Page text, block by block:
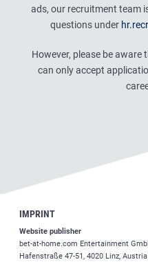
ads, our recruitment team
questions under
However, please be
can only accept
IMPRINT
Website publisher
bet-at-home.com Entertainment
Hafenstraße 47-51, 4020 Linz, Austria